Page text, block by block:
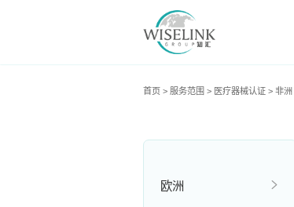
首页 > 服务范围 > 医疗器械认证 > 非洲
欧洲